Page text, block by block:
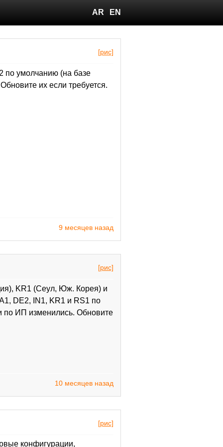
AR EN
[рис]
по умолчанию (на базе
их если требуется.
9 месяцев назад
[рис]
KR1 (Сеул, Юж. Корея) и
DE2, IN1, KR1 и RS1 по
по ИП изменились. Обновите
10 месяцев назад
[рис]
конфигурации,